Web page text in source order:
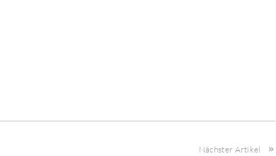
Nächster Artikel